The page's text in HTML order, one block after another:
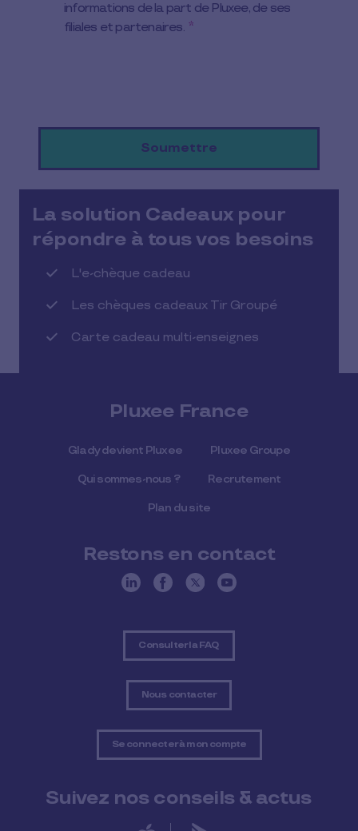
La solution Cadeaux pour
répondre à tous vos besoins
L'e-chèque cadeau
Les chèques cadeaux Tir Groupé
Carte cadeau multi-enseignes
informations de la part de Pluxee, de ses
filiales et partenaires. *
Pluxee France
Glady devient Pluxee Pluxee Groupe
Qui sommes-nous ? Recrutement
Plan du site
Restons en contact
Consulter la FAQ
Nous contacter
Se connecter à mon compte
Suivez nos conseils & actus